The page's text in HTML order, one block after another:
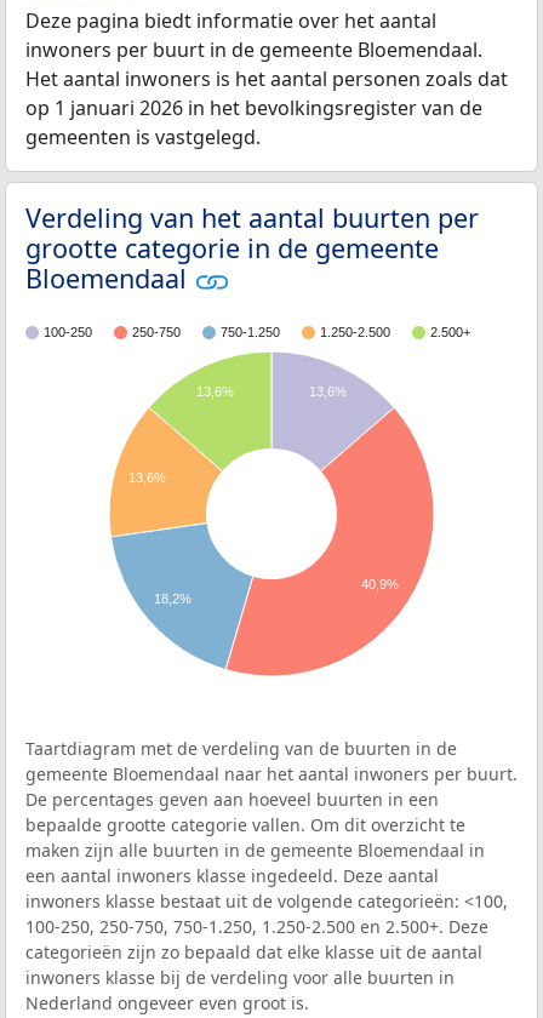
Deze pagina biedt informatie over het aantal
inwoners per buurt in de gemeente Bloemendaal.
Het aantal inwoners is het aantal personen zoals dat
op 1 januari 2026 in het bevolkingsregister van de
gemeenten is vastgelegd.
Verdeling van het aantal buurten per
grootte categorie in de gemeente
Bloemendaal
100-250 250-750 750-1.250 1.250-2.500 2.500+
13,6%
13,6%
13,6%
18,2%
40,9%
Taartdiagram met de verdeling van de buurten in de
gemeente Bloemendaal naar het aantal inwoners per buurt.
De percentages geven aan hoeveel buurten in een
bepaalde grootte categorie vallen. Om dit overzicht te
maken zijn alle buurten in de gemeente Bloemendaal in
een aantal inwoners klasse ingedeeld. Deze aantal
inwoners klasse bestaat uit de volgende categorieën: <100,
100-250, 250-750, 750-1.250, 1.250-2.500 en 2.500+. Deze
categorieën zijn zo bepaald dat elke klasse uit de aantal
inwoners klasse bij de verdeling voor alle buurten in
Nederland ongeveer even groot is.